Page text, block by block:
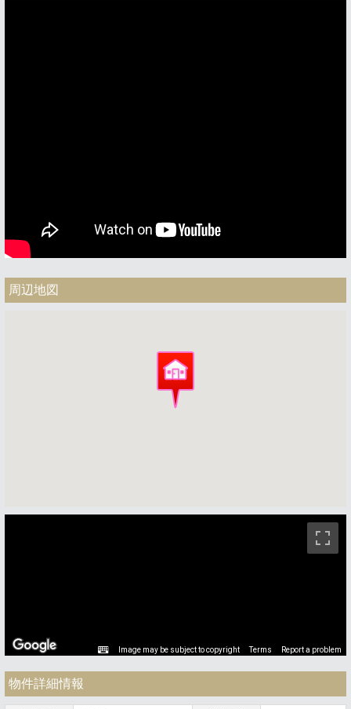
周辺地図
Image may be subject to copyright Terms Report a problem
物件詳細情報